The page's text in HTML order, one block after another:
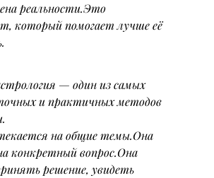
реальности.Это
который помогает лучше её
— один из самых
и практичных методов
на общие темы.Она
конкретный вопрос.Она
решение, увидеть